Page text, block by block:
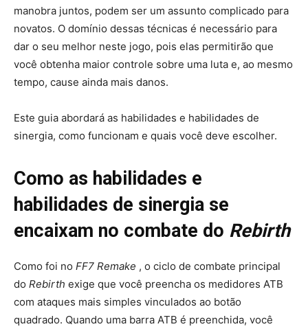
manobra juntos, podem ser um assunto complicado para
novatos. O domínio dessas técnicas é necessário para
dar o seu melhor neste jogo, pois elas permitirão que
você obtenha maior controle sobre uma luta e, ao mesmo
tempo, cause ainda mais danos.
Este guia abordará as habilidades e habilidades de
sinergia, como funcionam e quais você deve escolher.
Como as habilidades e
habilidades de sinergia se
encaixam no combate do Rebirth
Como foi no FF7 Remake , o ciclo de combate principal
do Rebirth exige que você preencha os medidores ATB
com ataques mais simples vinculados ao botão
quadrado. Quando uma barra ATB é preenchida, você